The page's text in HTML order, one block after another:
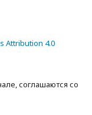
Attribution 4.0
соглашаются со